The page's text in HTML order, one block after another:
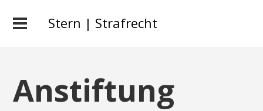
Stern | Strafrecht
Anstiftung